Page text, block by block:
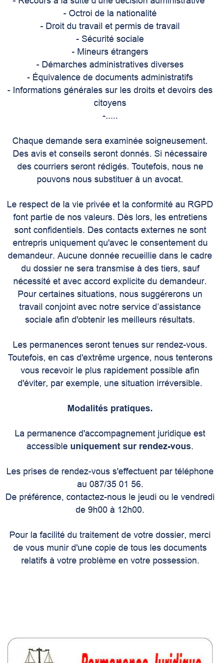
- Octroi de la nationalité
- Droit du travail et permis de travail
- Sécurité sociale
- Mineurs étrangers
- Démarches administratives diverses
- Équivalence de documents administratifs
- Informations générales sur les droits et devoirs des
citoyens
-.....
Chaque demande sera examinée soigneusement.
Des avis et conseils seront donnés. Si nécessaire
des courriers seront rédigés. Toutefois, nous ne
pouvons nous substituer à un avocat.
Le respect de la vie privée et la conformité au RGPD
font partie de nos valeurs. Dès lors, les entretiens
sont confidentiels. Des contacts externes ne sont
entrepris uniquement qu'avec le consentement du
demandeur. Aucune donnée recueillie dans le cadre
du dossier ne sera transmise à des tiers, sauf
nécessité et avec accord explicite du demandeur.
Pour certaines situations, nous suggérerons un
travail conjoint avec notre service d’assistance
sociale afin d'obtenir les meilleurs résultats.
Les permanences seront tenues sur rendez-vous.
Toutefois, en cas d'extrême urgence, nous tenterons
vous recevoir le plus rapidement possible afin
d'éviter, par exemple, une situation irréversible.
Modalités pratiques.
La permanence d'accompagnement juridique est
accessible uniquement sur rendez-vous.
Les prises de rendez-vous s'effectuent par téléphone
au 087/35 01 56.
De préférence, contactez-nous le jeudi ou le vendredi
de 9h00 à 12h00.
Pour la facilité du traitement de votre dossier, merci
de vous munir d'une copie de tous les documents
relatifs à votre problème en votre possession.